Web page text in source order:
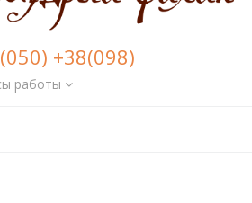
+38(098)
работы